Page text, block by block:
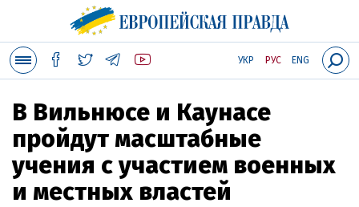
УКР РУС ENG
В Вильнюсе и Каунасе
пройдут масштабные
учения с участием военных
и местных властей